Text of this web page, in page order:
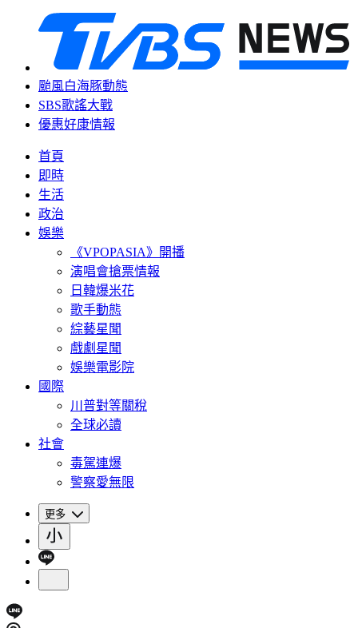
颱風白海豚動態
SBS歌謠大戰
優惠好康情報
首頁
即時
生活
政治
娛樂
《VPOPASIA》開播
演唱會搶票情報
日韓爆米花
歌手動態
綜藝星聞
戲劇星聞
娛樂電影院
國際
川普對等關稅
全球必讀
社會
毒駕連爆
警察愛無限
更多